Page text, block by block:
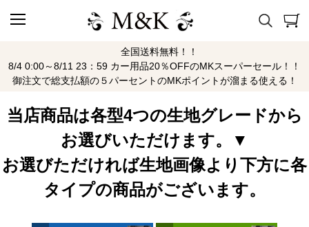
全国送料無料！！
8/4 0:00～8/11 23：59 カー用品20％OFFのMKスーパーセール！！
御注文で総支払額の５パーセントのMKポイントが溜まる使える！
Z34 H20/12～R3/9
当店商品は各型4つの生地グレードから
お選びいただけます。▼
お選びただければ生地画像より下方に各
タイプの商品がございます。